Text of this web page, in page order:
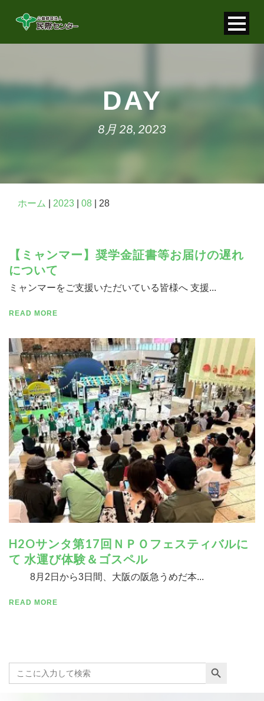
お問い合わせ
寄付する
DAY
8月 28, 2023
ホーム 2023 08 28
【ミャンマー】奨学金証書等お届けの遅れ
について
ミャンマーをご支援いただいている皆様へ 支援...
READ MORE
H2Oサンタ第17回ＮＰＯフェスティバルに
て 水運び体験＆ゴスペル
8月2日から3日間、大阪の阪急うめだ本...
READ MORE
Search
for:
Search Button